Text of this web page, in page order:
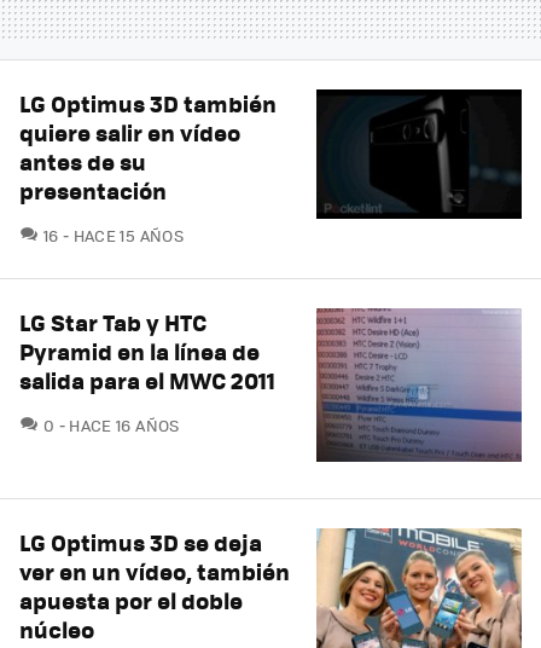
LG Optimus 3D también
quiere salir en vídeo
antes de su
presentación
16 COMENTARIOS
HACE 15 AÑOS
LG Star Tab y HTC
Pyramid en la línea de
salida para el MWC 2011
0 COMENTARIOS
HACE 16 AÑOS
LG Optimus 3D se deja
ver en un vídeo, también
apuesta por el doble
núcleo